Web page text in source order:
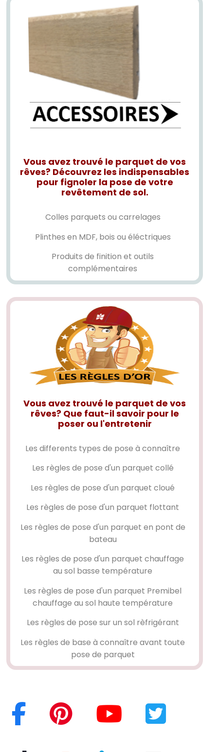
Vous avez trouvé le parquet de vos
rêves? Découvrez les indispensables
pour fignoler la pose de votre
revêtement de sol.
Colles parquets ou carrelages
Plinthes en MDF, bois ou éléctriques
Produits de finition et outils
complémentaires
Vous avez trouvé le parquet de vos
rêves? Que faut-il savoir pour le
poser ou l'entretenir
Les differents types de pose à connaître
Les règles de pose d'un parquet collé
Les règles de pose d'un parquet cloué
Les règles de pose d'un parquet flottant
Les règles de pose d'un parquet en pont de
bateau
Les règles de pose d'un parquet chauffage
au sol basse température
Les règles de pose d'un parquet Premibel
chauffage au sol haute température
Les règles de pose sur un sol rèfrigérant
Les règles de base à connaître avant toute
pose de parquet